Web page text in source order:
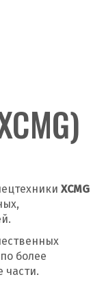
данных и
XCMG
более
части.